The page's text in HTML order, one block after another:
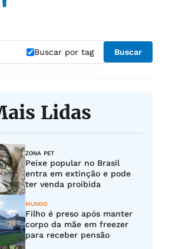
Buscar por tag Buscar
Lidas
ZONA PET
Peixe popular no Brasil
entra em extinção e pode
ter venda proibida
MUNDO
Filho é preso após manter
corpo da mãe em freezer
para receber pensão